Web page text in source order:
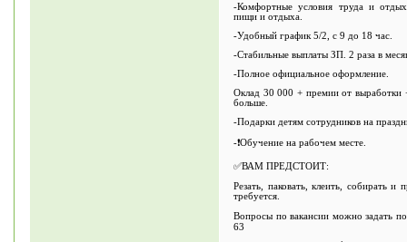
-Комфортные условия труда и
пищи и отдыха.
-Удобный график 5/2, с 9 до 18 час.
-Стабильные выплаты ЗП. 2 раза в
-Полное официальное оформление.
Оклад 30 000 + премии от выработки
больше.
-Подарки детям сотрудников на
-❗Обучение на рабочем месте.
✅ВАМ ПРЕДСТОИТ:
Резать, паковать, клеить, собирать
требуется.
Вопросы по вакансии можно задать
63